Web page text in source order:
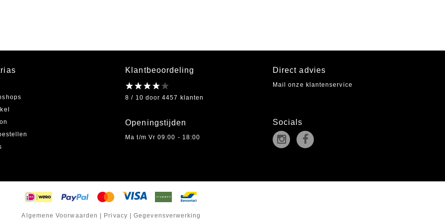
Klantbeoordeling
8 / 10 door 4457 klanten
Openingstijden
Ma t/m Vr 09:00 - 18:00
Direct advies
Mail onze klantenservice
Socials
Algemene Voorwaarden Privacy |Gegevensverwerking